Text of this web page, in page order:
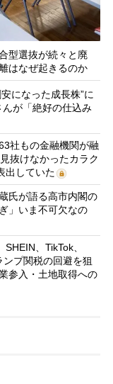
型選抜が続々と廃
はなぜ起きるのか
になった成長株”に
が「絶好の仕込み
社もの金融機関が融
抜けなかったカラク
出していた
氏が語る高市内閣の
」いま不可欠なの
、TikTok、
プ関税の回避を狙
参入・土地取得への